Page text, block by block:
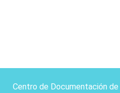
Centro de Documentación